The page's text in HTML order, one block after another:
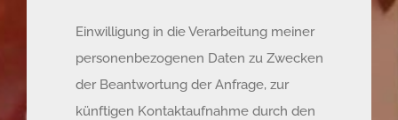
Einwilligung in die Verarbeitung meiner
personenbezogenen Daten zu Zwecken
der Beantwortung der Anfrage, zur
künftigen Kontaktaufnahme durch den